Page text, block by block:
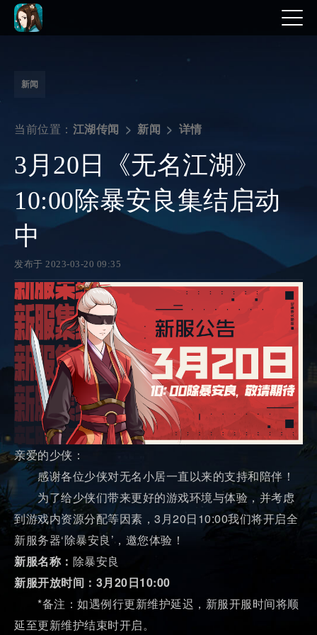
新闻
当前位置： 江湖传闻 新闻 详情
3月20日《无名江湖》
10:00除暴安良集结启动
中
发布于 2023-03-20 09:35
亲爱的少侠：
感谢各位少侠对无名小居一直以来的支持和陪伴！
为了给少侠们带来更好的游戏环境与体验，并考虑
到游戏内资源分配等因素，3月20日10:00我们将开启全
新服务器‘除暴安良’，邀您体验！
新服名称： 除暴安良
新服开放时间：3月20日10:00
*备注：如遇例行更新维护延迟，新服开服时间将顺
延至更新维护结束时开启。